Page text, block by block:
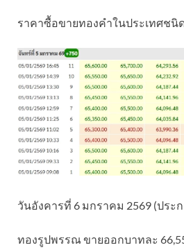
ราคาซื้อขายทองคําในประเทศชนิด
วันอังคารที่ 6 มกราคม 2569 (ประ
ทองรูปพรรณ ขายออกบาทละ